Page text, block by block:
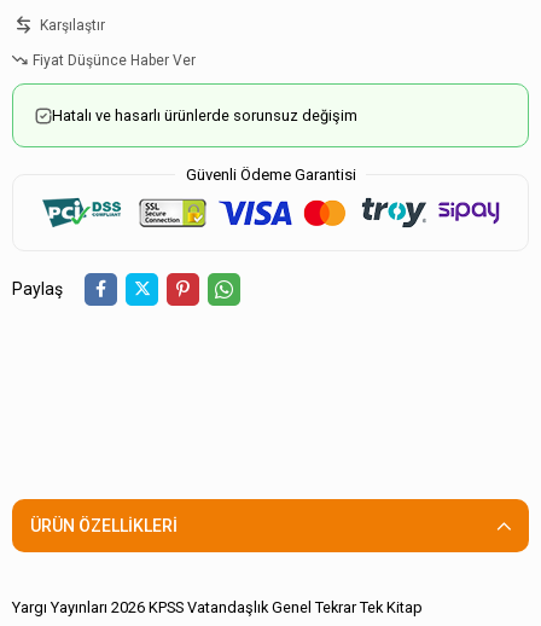
Karşılaştır
Fiyat Düşünce Haber Ver
Hatalı ve hasarlı ürünlerde sorunsuz değişim
Güvenli Ödeme Garantisi
Paylaş
ÜRÜN ÖZELLIKLERI
Yargı Yayınları 2026 KPSS Vatandaşlık Genel Tekrar Tek Kitap